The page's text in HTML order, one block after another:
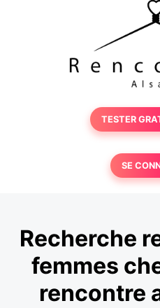
TESTER
SE
Recherche
femmes
rencontre